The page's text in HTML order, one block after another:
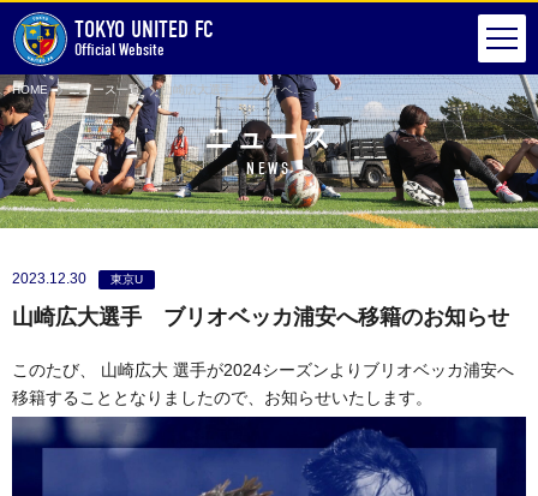
TOKYO UNITED FC
Official Website
HOME ニュース一覧 山崎広大選手 ブリオベッカ浦安へ移籍のお知らせ
ニュース
NEWS
2023.12.30 東京U
山崎広大選手 ブリオベッカ浦安へ移籍のお知らせ
このたび、 山崎広大 選手が2024シーズンよりブリオベッカ浦安へ
移籍することとなりましたので、お知らせいたします。